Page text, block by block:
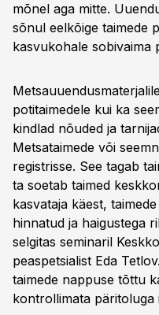
mõnel aga mitte.
sõnul eelkõige taimede
kasvukohale sobivaima
potitaimedele kui ka
kindlad nõuded ja
Metsataimede või
registrisse. See tagab
ta soetab taimed
kasvataja käest,
hinnatud ja haigustega
selgitas seminaril
peaspetsialist Eda
taimede nappuse tõttu
kontrollimata päritoluga